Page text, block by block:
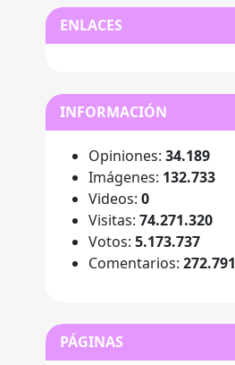
ENLACES
INFORMACIÓN
Opiniones: 34.189
Imágenes: 132.733
Videos: 0
Visitas: 74.271.320
Votos: 5.173.737
Comentarios: 272.791
PÁGINAS